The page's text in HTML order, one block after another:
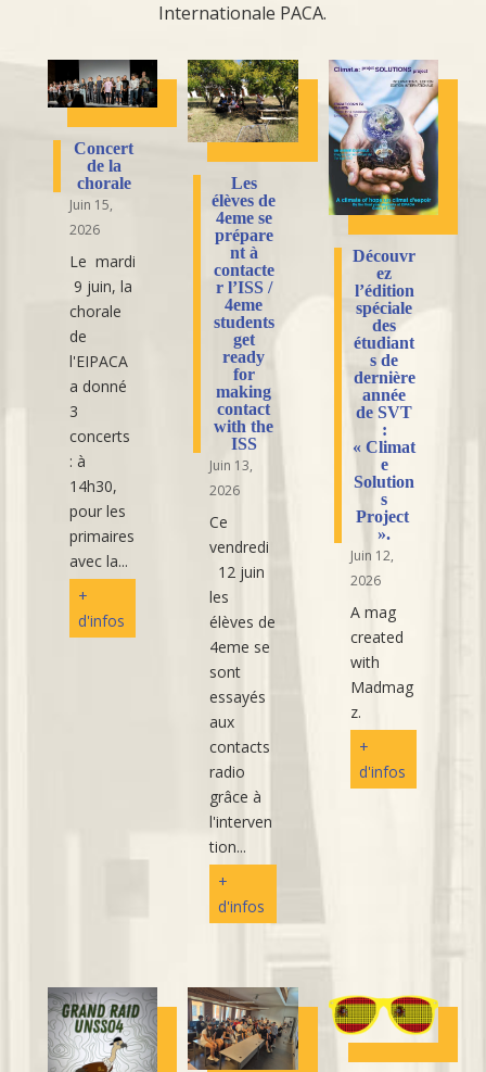
Internationale PACA.
Concert
de la
chorale
Juin 15,
2026
Le mardi
9 juin, la
chorale
de
l'EIPACA
a donné
3
concerts
: à
14h30,
pour les
primaires
avec la...
+
d'infos
Les
élèves de
4eme se
prépare
nt à
contacte
r l’ISS /
4eme
students
get
ready
for
making
contact
with the
ISS
Juin 13,
2026
Ce
vendredi
12 juin
les
élèves de
4eme se
sont
essayés
aux
contacts
radio
grâce à
l'interven
tion...
+
d'infos
Découvr
ez
l’édition
spéciale
des
étudiant
s de
dernière
année
de SVT
:
« Climat
e
Solution
s
Project
».
Juin 12,
2026
A mag
created
with
Madmag
z.
+
d'infos